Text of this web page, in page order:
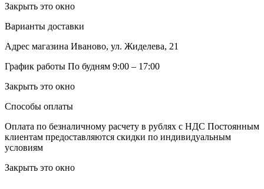
Закрыть это окно
Варианты доставки
Адрес магазина Иваново, ул. Жиделева, 21
График работы По будням 9:00 – 17:00
Закрыть это окно
Способы оплаты
Оплата по безналичному расчету в рублях с НДС Постоянным
клиентам предоставляются скидки по индивидуальным
условиям
Закрыть это окно